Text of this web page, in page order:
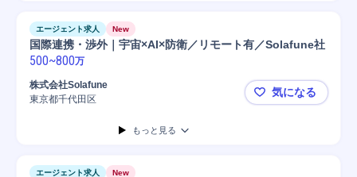
エージェント求人 New
国際連携・渉外｜宇宙×AI×防衛／リモート有／Solafune社
500~800万
株式会社Solafune
東京都千代田区
国際連携・
気になる
もっと見る
エージェント求人 New